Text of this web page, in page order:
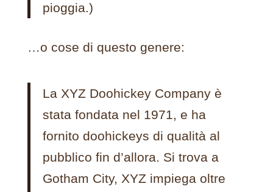
pioggia.)
…o cose di questo genere:
La XYZ Doohickey Company è
stata fondata nel 1971, e ha
fornito doohickeys di qualità al
pubblico fin d’allora. Si trova a
Gotham City, XYZ impiega oltre